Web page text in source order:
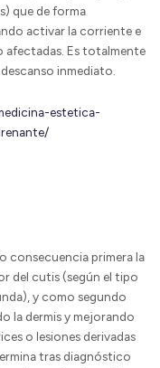
que de forma
activar la corriente e
afectadas. Es totalmente
inmediato.
estetica-
consecuencia primera la
del cutis (según el tipo
y como segundo
la dermis y mejorando
o lesiones derivadas
tras diagnóstico